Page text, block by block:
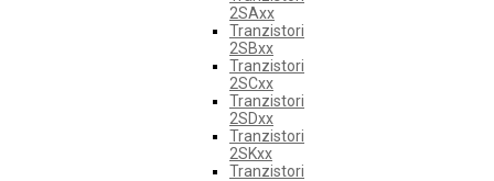
2SAxx
Tranzistori
2SBxx
Tranzistori
2SCxx
Tranzistori
2SDxx
Tranzistori
2SKxx
Tranzistori